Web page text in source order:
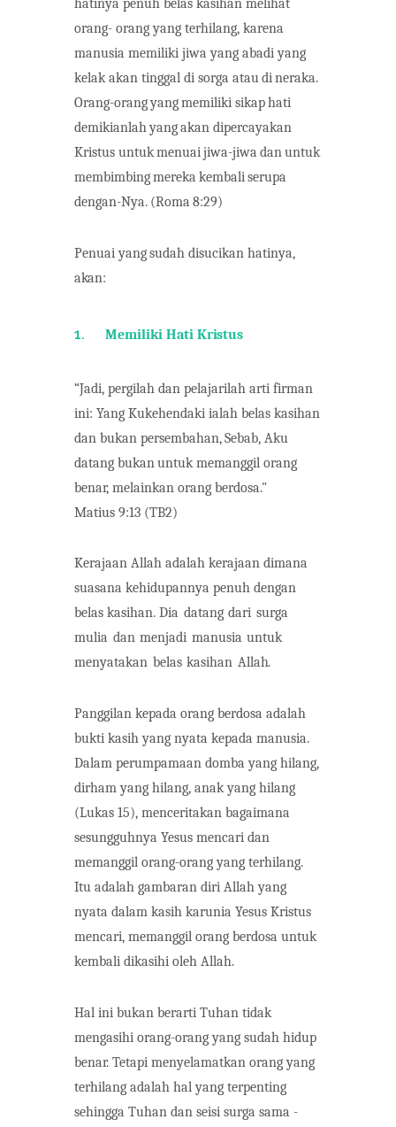
hatinya penuh belas kasihan melihat
orang- orang yang terhilang, karena
manusia memiliki jiwa yang abadi yang
kelak akan tinggal di sorga ataudineraka.
Orang-orangyangmemiliki sikaphati
demikianlahyangakan dipercayakan
Kristus untukmenuaijiwa-jiwa danuntuk
membimbingmereka kembaliserupa
dengan-Nya. (Roma 8:29)
Penuai yang sudah disucikan hatinya,
akan:
1. Memiliki Hati Kristus
“Jadi, pergilah dan pelajarilah arti firman
ini: Yang Kukehendaki ialah belas kasihan
dan bukan persembahan, Sebab, Aku
datang bukanuntuk memanggil orang
benar, melainkan orang berdosa."
Matius 9:13 (TB2)
Kerajaan Allah adalah kerajaan dimana
suasana kehidupannya penuh dengan
belas kasihan. Dia datang dari surga
mulia dan menjadi manusia untuk
menyatakan belas kasihan Allah.
Panggilan kepada orang berdosa adalah
bukti kasih yang nyata kepada manusia.
Dalam perumpamaan domba yang hilang,
dirham yang hilang, anak yang hilang
(Lukas 15), menceritakan bagaimana
sesungguhnya Yesus mencari dan
memanggil orang-orang yang terhilang.
Itu adalah gambaran diri Allah yang
nyata dalam kasih karunia Yesus Kristus
mencari, memanggil orang berdosa untuk
kembali dikasihi oleh Allah.
Hal ini bukan berarti Tuhan tidak
mengasihi orang-orang yang sudah hidup
benar. Tetapi menyelamatkan orang yang
terhilang adalah hal yang terpenting
sehingga Tuhan dan seisi surga sama -